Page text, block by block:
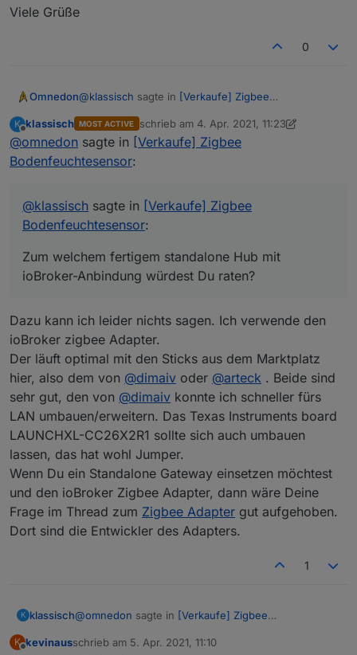
Viele Grüße
0
Omnedon@klassisch sagte in [Verkaufe] Zigbee
Hallo,
vielen Dank für die schnelle Antwort.
Zum welchem fertigem standalone Hub mit
ioBroker-Anbindung würdest Du raten?
Philips Hue? Xiaomi Gateway?
K klassisch MOST ACTIVE schrieb am 4. Apr. 2021, 11:23
zuletzt editiert von klassisch4. Apr. 2021,
@omnedon sagte in [Verkaufe] Zigbee
Bodenfeuchtesensor:
@klassisch sagte in [Verkaufe] Zigbee
Bodenfeuchtesensor:
Zum welchem fertigem standalone Hub mit
ioBroker-Anbindung würdest Du raten?
Dazu kann ich leider nichts sagen. Ich verwende den
ioBroker zigbee Adapter.
Der läuft optimal mit den Sticks aus dem Marktplatz
hier, also dem von @dimaiv oder @arteck . Beide sind
sehr gut, den von @dimaiv konnte ich schneller fürs
LAN umbauen/erweitern. Das Texas Instruments board
LAUNCHXL-CC26X2R1 sollte sich auch umbauen
lassen, das hat wohl Jumper.
Wenn Du ein Standalone Gateway einsetzen möchtest
und den ioBroker Zigbee Adapter, dann wäre Deine
Frage im Thread zum Zigbee Adapter gut aufgehoben.
Dort sind die Entwickler des Adapters.
1
K klassisch@omnedon sagte in [Verkaufe] Zigbee
K kevinausschrieb am 5. Apr. 2021, 11:10
zuletzt editiert von